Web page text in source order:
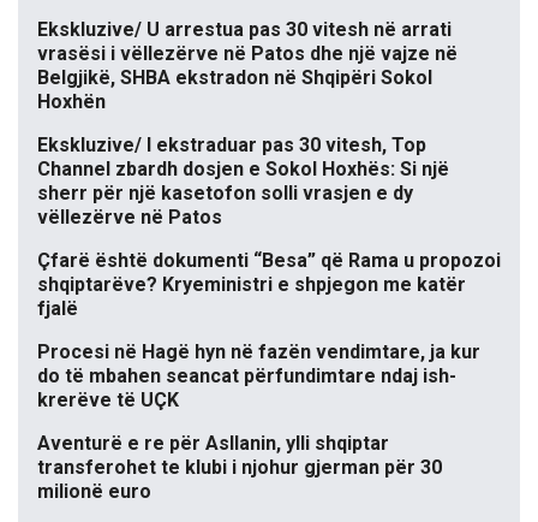
Ekskluzive/ U arrestua pas 30 vitesh në arrati
vrasësi i vëllezërve në Patos dhe një vajze në
Belgjikë, SHBA ekstradon në Shqipëri Sokol
Hoxhën
Ekskluzive/ I ekstraduar pas 30 vitesh, Top
Channel zbardh dosjen e Sokol Hoxhës: Si një
sherr për një kasetofon solli vrasjen e dy
vëllezërve në Patos
Çfarë është dokumenti “Besa” që Rama u propozoi
shqiptarëve? Kryeministri e shpjegon me katër
fjalë
Procesi në Hagë hyn në fazën vendimtare, ja kur
do të mbahen seancat përfundimtare ndaj ish-
krerëve të UÇK
Aventurë e re për Asllanin, ylli shqiptar
transferohet te klubi i njohur gjerman për 30
milionë euro